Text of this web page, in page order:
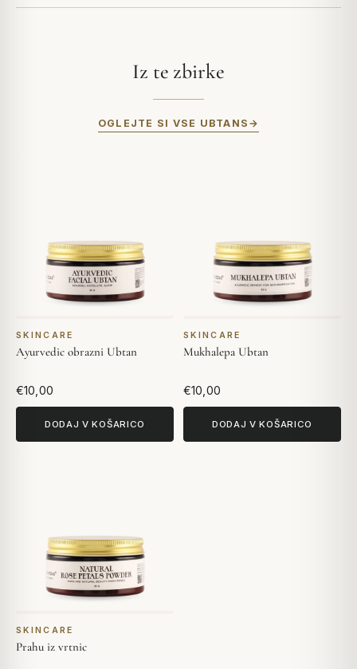
Iz te zbirke
OGLEJTE SI VSE UBTANS
SKINCARE
Ayurvedic obrazni Ubtan
€10,00
DODAJ V KOŠARICO
SKINCARE
Mukhalepa Ubtan
€10,00
DODAJ V KOŠARICO
SKINCARE
Prahu iz vrtnic